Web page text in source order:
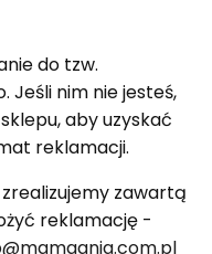
do tzw.
Jeśli nim nie jesteś,
aby uzyskać
reklamacji.
zawartą
reklamację -